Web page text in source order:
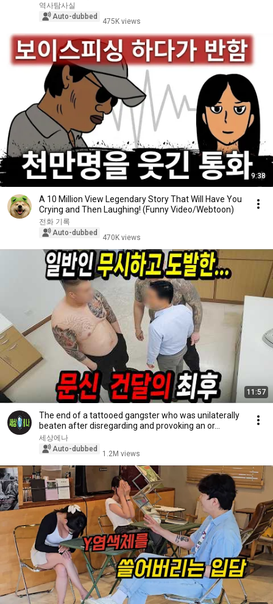
역사탐사실
Auto-dubbed
475K views
9:38
A 10 Million View Legendary Story That Will Have You
Crying and Then Laughing! (Funny Video/Webtoon)
전화 기록
Auto-dubbed
470K views
11:57
The end of a tattooed gangster who was unilaterally
beaten after disregarding and provoking an or...
세상에나
Auto-dubbed
1.2M views